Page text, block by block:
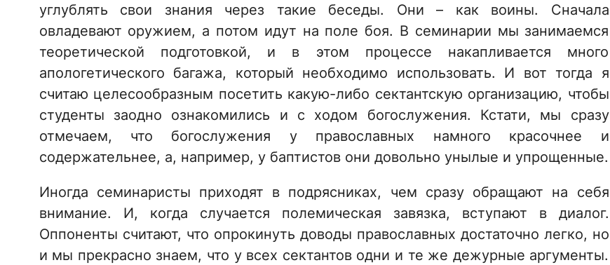
углублять свои знания через такие беседы. Они – как воины. Сначала
овладевают оружием, а потом идут на поле боя. В семинарии мы занимаемся
теоретической подготовкой, и в этом процессе накапливается много
апологетического багажа, который необходимо использовать. И вот тогда я
считаю целесообразным посетить какую-либо сектантскую организацию, чтобы
студенты заодно ознакомились и с ходом богослужения. Кстати, мы сразу
отмечаем, что богослужения у православных намного красочнее и
содержательнее, а, например, у баптистов они довольно унылые и упрощенные.
Иногда семинаристы приходят в подрясниках, чем сразу обращают на себя
внимание. И, когда случается полемическая завязка, вступают в диалог.
Оппоненты считают, что опрокинуть доводы православных достаточно легко, но
и мы прекрасно знаем, что у всех сектантов одни и те же дежурные аргументы.